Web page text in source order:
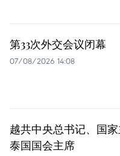
第33次外交会议闭幕
07/08/2026 14:08
越共中央总书记、国
泰国国会主席